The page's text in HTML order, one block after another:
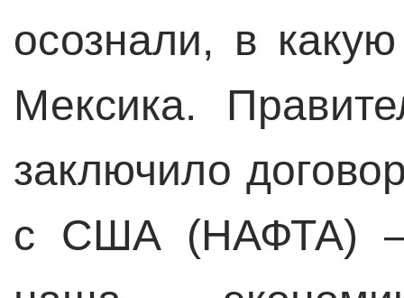
осознали, в
Мексика.
заключило
с США (НАФТА)